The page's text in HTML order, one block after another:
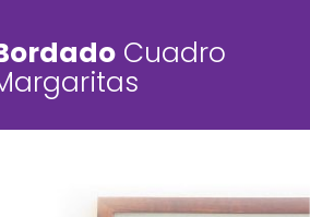
Cuadro